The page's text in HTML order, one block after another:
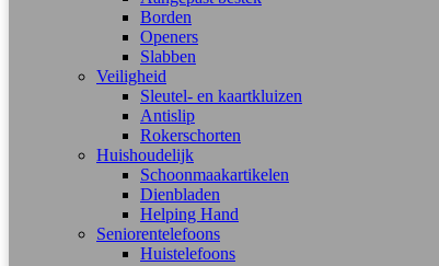
Borden
Openers
Slabben
Veiligheid
Sleutel- en kaartkluizen
Antislip
Rokerschorten
Huishoudelijk
Schoonmaakartikelen
Dienbladen
Helping Hand
Seniorentelefoons
Huistelefoons